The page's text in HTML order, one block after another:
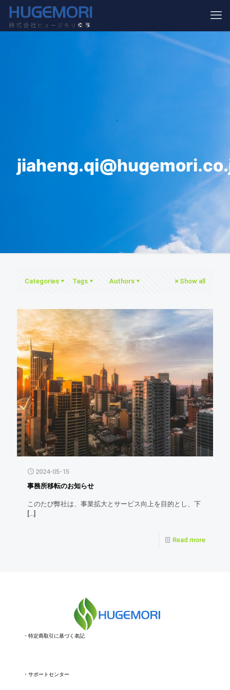
Categories Tags Authors Show all
2024-05-15
事務所移転のお知らせ
このたび弊社は、事業拡大とサービス向上を目的とし、下
[…]
Read more
・ 特定商取引に基づく表記
・ サポートセンター